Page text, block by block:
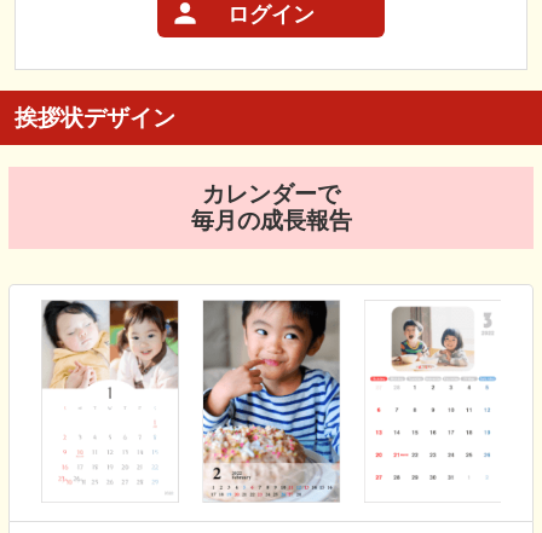
ログイン
挨拶状デザイン
カレンダーで
毎月の成長報告